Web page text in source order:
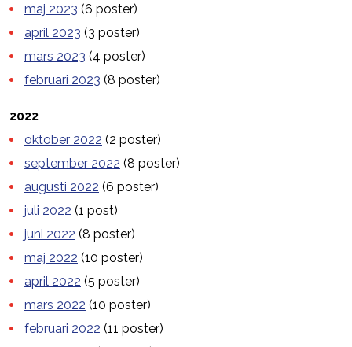
maj 2023 (6 poster)
april 2023 (3 poster)
mars 2023 (4 poster)
februari 2023 (8 poster)
2022
oktober 2022 (2 poster)
september 2022 (8 poster)
augusti 2022 (6 poster)
juli 2022 (1 post)
juni 2022 (8 poster)
maj 2022 (10 poster)
april 2022 (5 poster)
mars 2022 (10 poster)
februari 2022 (11 poster)